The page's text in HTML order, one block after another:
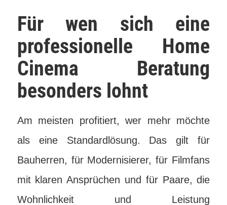
Für wen sich eine
professionelle Home
Cinema Beratung
besonders lohnt
Am meisten profitiert, wer mehr möchte
als eine Standardlösung. Das gilt für
Bauherren, für Modernisierer, für Filmfans
mit klaren Ansprüchen und für Paare, die
Wohnlichkeit und Leistung